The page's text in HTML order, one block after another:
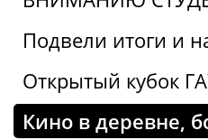
Подвели итоги и
Открытый кубок
Кино в деревне,